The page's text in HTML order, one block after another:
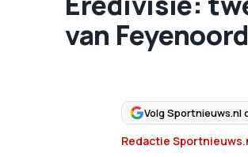
van Feyenoord
Volg Sportnieuws.nl
Redactie